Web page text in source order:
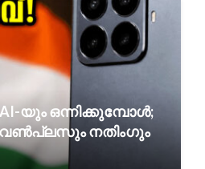
യും ഒന്നിക്കുമ്പോൾ;
വൺപ്ലസും നതിംഗും